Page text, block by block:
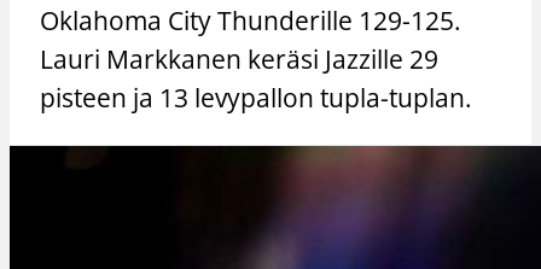
Oklahoma City Thunderille 129-125.
Lauri Markkanen keräsi Jazzille 29
pisteen ja 13 levypallon tupla-tuplan.